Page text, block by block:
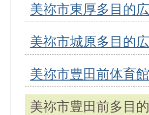
美祢市東厚多目的
美祢市城原多目的
美祢市豊田前体育館
美祢市豊田前多目